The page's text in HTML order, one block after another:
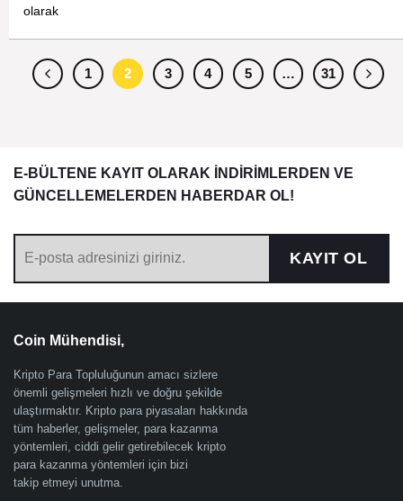
olarak
1 2 3 4 5 … 31
E-BÜLTENE KAYIT OLARAK İNDİRİMLERDEN VE
GÜNCELLEMELERDEN HABERDAR OL!
KAYIT OL
Coin Mühendisi,
Kripto Para Topluluğunun amacı sizlere
önemli gelişmeleri hızlı ve doğru şekilde
ulaştırmaktır. Kripto para piyasaları hakkında
tüm haberler, gelişmeler, para kazanma
yöntemleri, ciddi gelir getirebilecek kripto
para kazanma yöntemleri için bizi
takip etmeyi unutma.